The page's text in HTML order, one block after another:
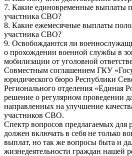
7. Какие единовременные выплаты
участника СВО?
8. Какие ежемесячные выплаты
участника СВО?
9. Освобождаются ли
о прохождении военной службы в
мобилизации от уголовной
Совместным соглашением ГКУ
юридического бюро Республики
Регионального отделения «Единая
решение о регулярном проведении
направленных на улучшение
участников СВО.
Спектр вопросов предлагаемых для
должен включать в себя не только
выплат, но так же вопросы быта и
жизнедеятельности граждан нашей